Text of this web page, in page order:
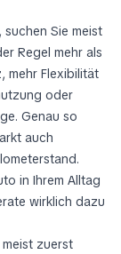
suchen Sie meist
Regel mehr als
mehr Flexibilität
oder
Genau so
auch
in Ihrem Alltag
wirklich dazu
zuerst